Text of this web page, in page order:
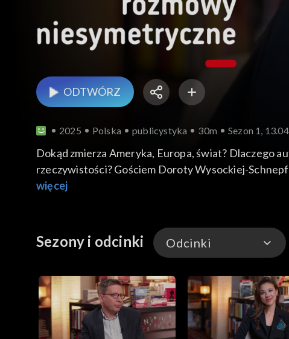
ODTWÓRZ
2025 Polska publicystyka 30m Sezon 1,
Dokąd zmierza Ameryka, Europa, świat? Dlaczego
rzeczywistości? Gościem Doroty Wysockiej-
więcej
Sezony i odcinki Odcinki
Odcinki